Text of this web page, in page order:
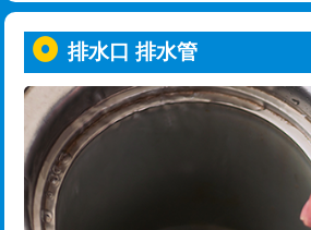
用（追加）/3ｍ超え)
給水管工事※（ライニング鋼管・銅
管・ポリ管・HT管使用/3ｍまで)
給水管工事※（ライニング鋼管・銅
管・ポリ管・HT管使用/3ｍ超え)
排水管工事（土の掘削・埋め戻し作
トーラー機使用/3mまで
追加トーラー機使用/3m超え
カメラ調査
桝清掃
排水口 排水管